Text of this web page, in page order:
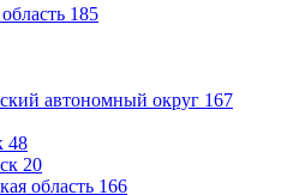
185
автономный округ 167
48
20
область 166